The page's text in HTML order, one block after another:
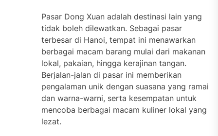
Pasar Dong Xuan adalah destinasi lain yang
tidak boleh dilewatkan. Sebagai pasar
terbesar di Hanoi, tempat ini menawarkan
berbagai macam barang mulai dari makanan
lokal, pakaian, hingga kerajinan tangan.
Berjalan-jalan di pasar ini memberikan
pengalaman unik dengan suasana yang ramai
dan warna-warni, serta kesempatan untuk
mencoba berbagai macam kuliner lokal yang
lezat.